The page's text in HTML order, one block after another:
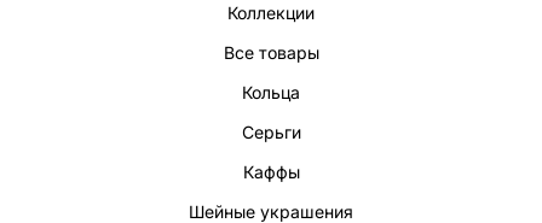
Коллекции
Все товары
Кольца
Серьги
Каффы
Шейные украшения